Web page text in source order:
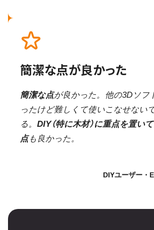
簡潔な点が良かった
簡潔な点が良かった。他の3Dソフ
ったけど難しくて使いこなせない
る。 DIY（特に木材）に重点を置い
点も良かった。
DIYユーザー・